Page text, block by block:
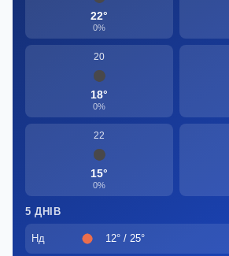
22°
0%
20
18°
0%
22
15°
0%
5 ДНІВ
Нд 12° / 25°